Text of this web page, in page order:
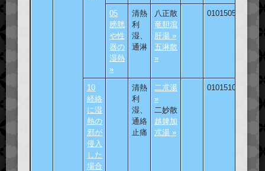
05
膀胱
や性
器の
湿熱
»
清熱
利
湿、
通淋
八正散
竜胆瀉
肝湯 »
五淋散
»
010150505
10
経絡
に湿
熱の
邪が
侵入
した
場合
清熱
利
湿、
通絡
止痛
二朮湯
»
二妙散
越婢加
朮湯 »
010151001